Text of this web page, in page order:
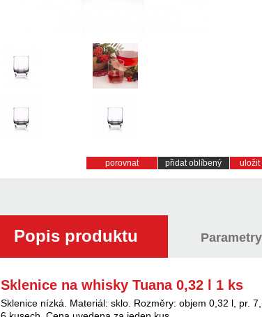
porovnat přidat oblíbený uložit
Popis produktu
Sklenice na whisky Tuana 0,32 l 1 ks
Sklenice nízká. Materiál: sklo. Rozměry: objem 0,32 l, pr.